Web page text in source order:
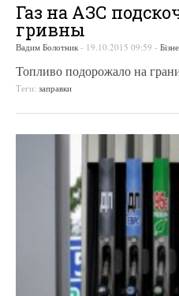
Газ на АЗС
гривны
Вадим Болотник - 19.10.2015 09:59 -
Топливо подорожало на
Теги: заправки